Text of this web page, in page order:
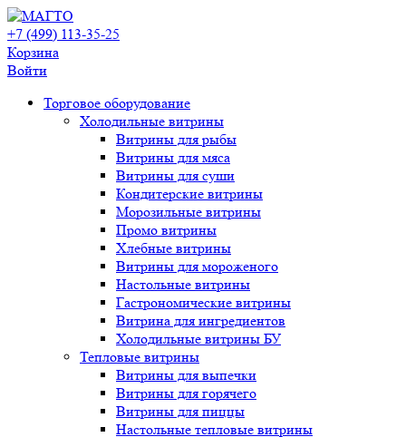
+7 (499) 113-35-25
Корзина
Войти
Свернуть/
развернуть
Торговое оборудованиe
Холодильные витрины
Витрины для рыбы
Витрины для мяса
Витрины для суши
Кондитерские витрины
Морозильные витрины
Промо витрины
Хлебные витрины
Витрины для мороженого
Настольные витрины
Гастрономические витрины
Витрина для ингредиентов
Холодильные витрины БУ
Тепловые витрины
Витрины для выпечки
Витрины для горячего
Витрины для пиццы
Настольные тепловые витрины